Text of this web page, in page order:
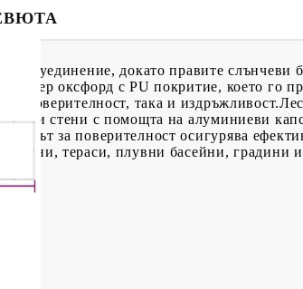
на уединение, докато правите слънчеви
оксфорд с PU покритие, което го
поверителност, така и
или стени с помощта на алуминиеви
за поверителност осигурява
тераси, плувни басейни, градини